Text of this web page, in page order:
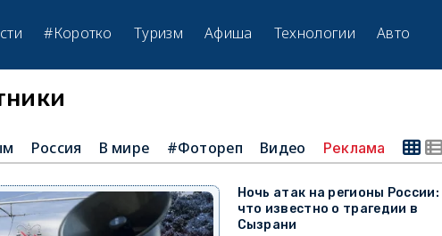
#Коротко Туризм Афиша Технологии Авто
Россия В мире #Фотореп Видео Реклама
Ночь атак на регионы России:
что известно о трагедии в
Сызрани